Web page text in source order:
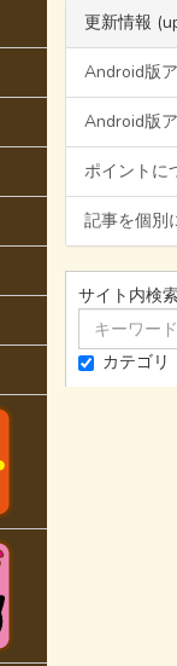
更新情報
Android版
Android版
ポイントに
記事を個別
サイト内検
カテゴリ